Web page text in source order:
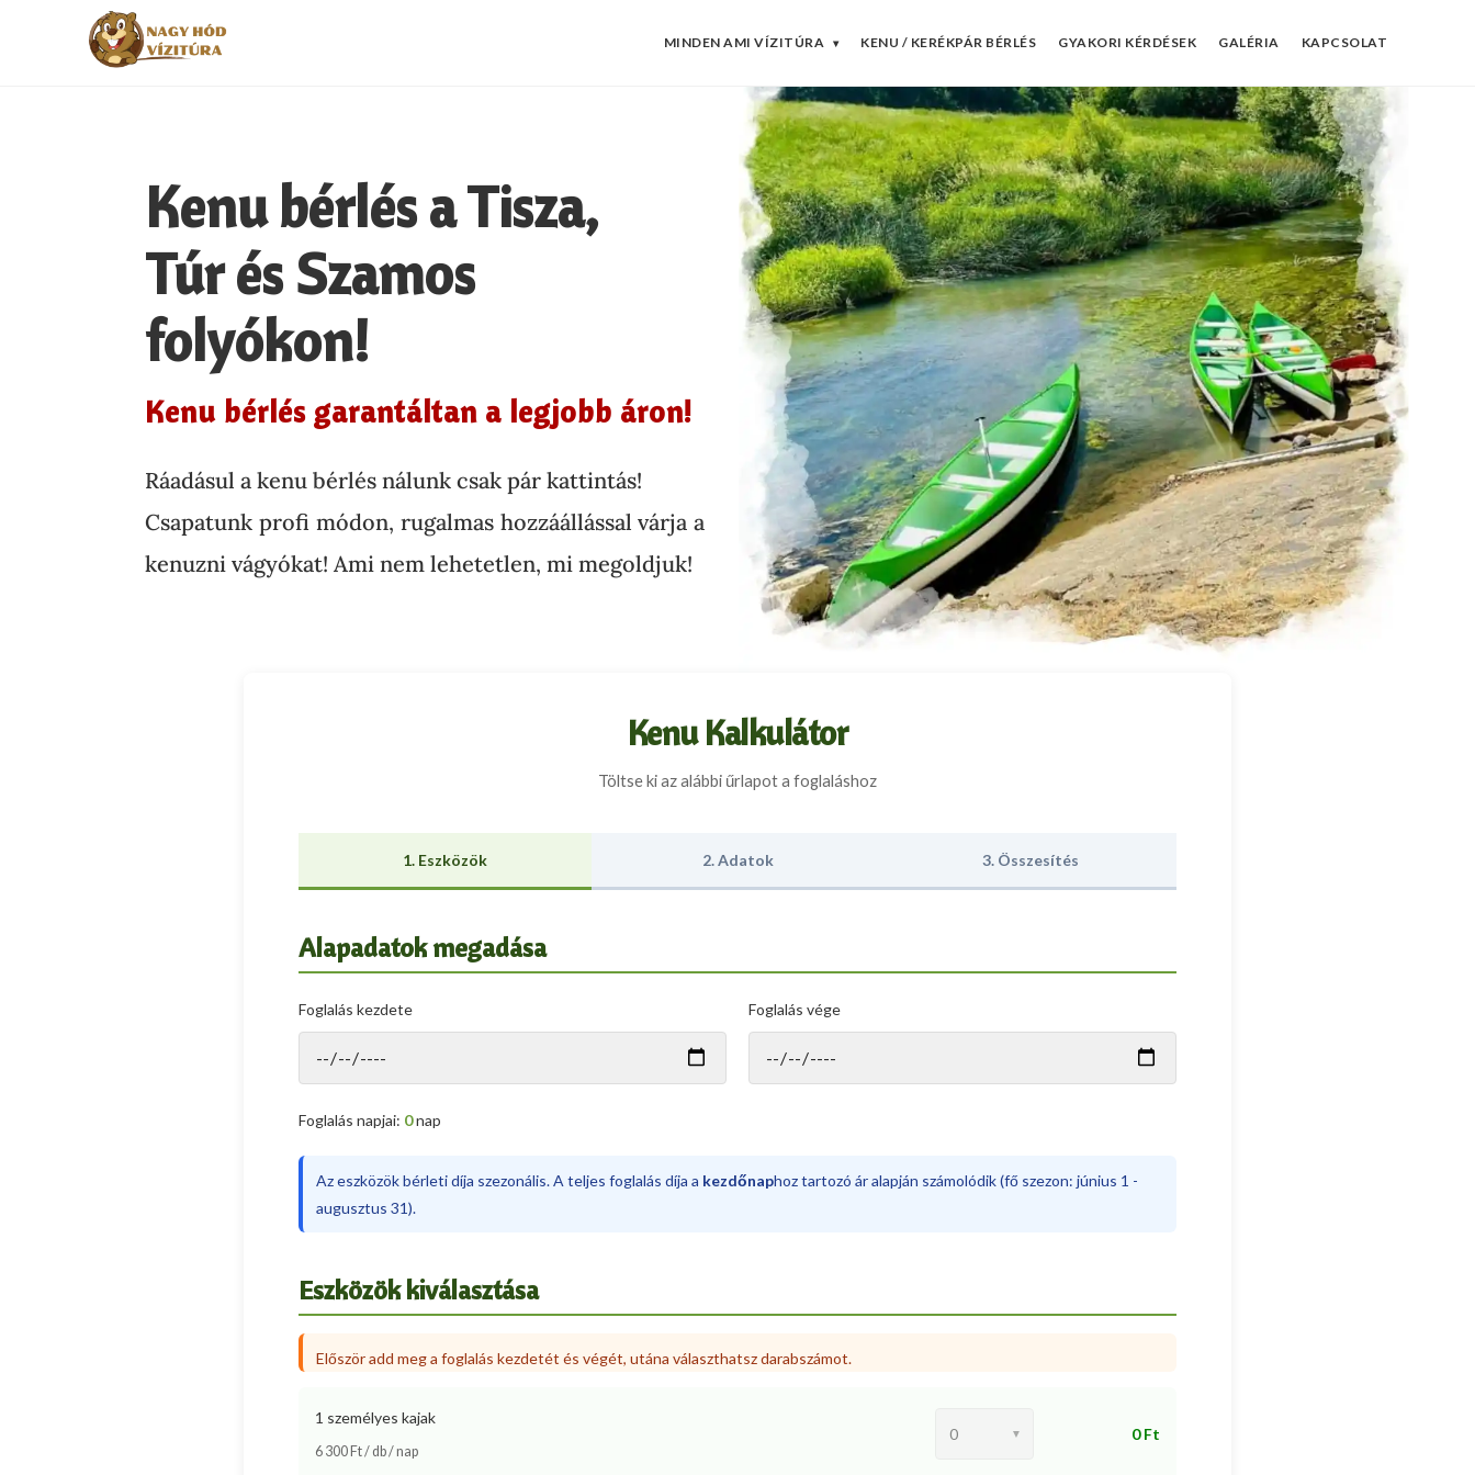
MINDEN AMI VÍZITÚRA ▾ KENU / KERÉKPÁR BÉRLÉS GYAKORI KÉRDÉSEK GALÉRIA KAPCSOLAT
Kenu bérlés a Tisza,
Túr és Szamos
folyókon!
Kenu bérlés garantáltan a legjobb áron!
Ráadásul a kenu bérlés nálunk csak pár kattintás!
Csapatunk profi módon, rugalmas hozzáállással várja a
kenuzni vágyókat! Ami nem lehetetlen, mi megoldjuk!
Kenu Kalkulátor
Töltse ki az alábbi űrlapot a foglaláshoz
1. Eszközök 2. Adatok 3. Összesítés
Alapadatok megadása
Foglalás kezdete Foglalás vége
Foglalás napjai: 0nap
Az eszközök bérleti díja szezonális. A teljes foglalás díja a kezdőnaphoz tartozó ár alapján számolódik (fő szezon: június 1 -
augusztus 31).
Eszközök kiválasztása
Először add meg a foglalás kezdetét és végét, utána választhatsz darabszámot.
1 személyes kajak
6 300 Ft / db / nap
0 0 Ft